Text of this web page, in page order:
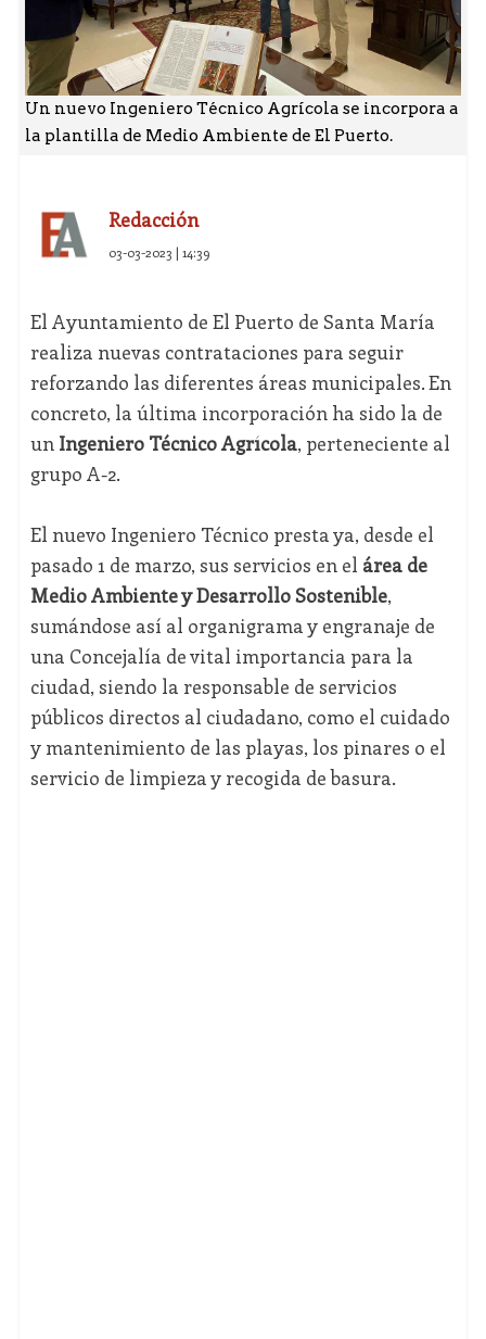
Un nuevo Ingeniero Técnico Agrícola se incorpora a
la plantilla de Medio Ambiente de El Puerto.
Redacción
03-03-2023 | 14:39
El Ayuntamiento de El Puerto de Santa María
realiza nuevas contrataciones para seguir
reforzando las diferentes áreas municipales. En
concreto, la última incorporación ha sido la de
un Ingeniero Técnico Agrícola, perteneciente al
grupo A-2.
El nuevo Ingeniero Técnico presta ya, desde el
pasado 1 de marzo, sus servicios en el área de
Medio Ambiente y Desarrollo Sostenible,
sumándose así al organigrama y engranaje de
una Concejalía de vital importancia para la
ciudad, siendo la responsable de servicios
públicos directos al ciudadano, como el cuidado
y mantenimiento de las playas, los pinares o el
servicio de limpieza y recogida de basura.